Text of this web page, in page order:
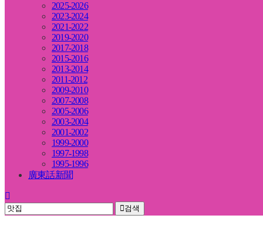
2025-2026
2023-2024
2021-2022
2019-2020
2017-2018
2015-2016
2013-2014
2011-2012
2009-2010
2007-2008
2005-2006
2003-2004
2001-2002
1999-2000
1997-1998
1995-1996
廣東話新聞
검색